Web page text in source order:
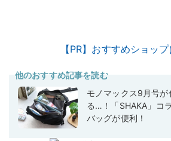
【PR】おすすめショッ
他のおすすめ記事を読む
モノマックス9月号が
る…！「SHAKA」コ
バッグが便利！